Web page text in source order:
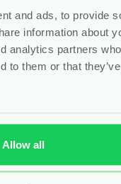
and ads, to provide
information about
analytics partners
to them or that
Allow all